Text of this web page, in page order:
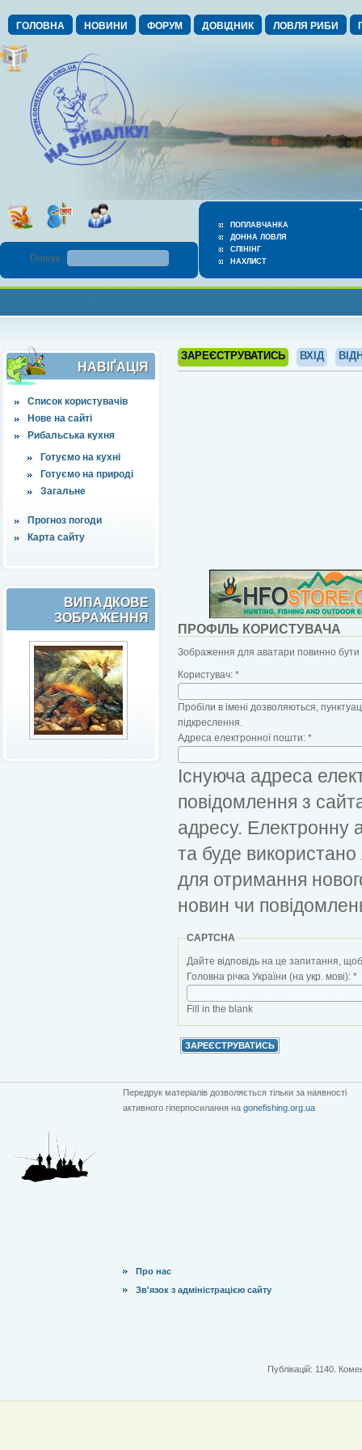
ГОЛОВНА НОВИНИ ФОРУМ ДОВІДНИК ЛОВЛЯ РИБИ
ПОПЛАВЧАНКА
ДОННА ЛОВЛЯ
СПІНІНГ
НАХЛИСТ
Пошук :
НАВІҐАЦІЯ
Список користувачів
Нове на сайті
Рибальська кухня
Готуємо на кухні
Готуємо на природі
Загальне
Прогноз погоди
Карта сайту
ВИПАДКОВЕ
ЗОБРАЖЕННЯ
ЗАРЕЄСТРУВАТИСЬ ВХІД
ПРОФІЛЬ КОРИСТУВАЧА
Зображення для аватари повинно бути
Користувач: *
Пробіли в імені дозволяються,
підкреслення.
Адреса електронної пошти: *
Існуюча адреса
повідомлення з
адресу. Електронну
та буде
для отримання
новин чи
CAPTCHA
Дайте відповідь на це запитання,
Головна річка України (на укр. мові): *
Fill in the blank
Передрук матеріалів дозволяється тільки за наявності
активного гіперпосилання на gonefishing.org.ua
Про нас
Зв'язок з адміністрацією сайту
Публікацій: 1140.